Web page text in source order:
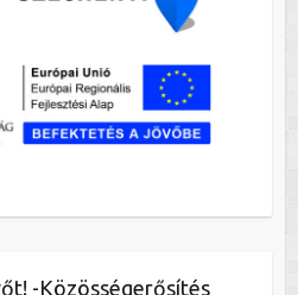
-Közösségerősítés